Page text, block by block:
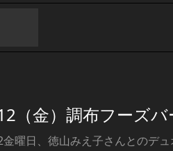
（金）調布フーズバ
曜日、徳山みえ子さんとのデ